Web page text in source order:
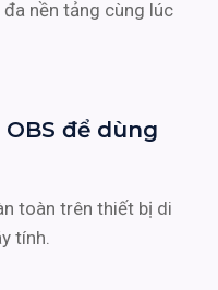
nền tảng cùng lúc
OBS để dùng
toàn trên thiết bị di
tính.